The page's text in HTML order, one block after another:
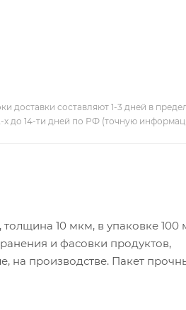
доставки составляют 1-3 дней в
х до 14-ти дней по РФ (точную
10 мкм, в упаковке 100
и фасовки продуктов,
на производстве. Пакет